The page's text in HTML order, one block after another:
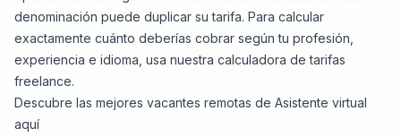
denominación puede duplicar su tarifa. Para calcular
exactamente cuánto deberías cobrar según tu profesión,
experiencia e idioma, usa nuestra calculadora de tarifas
freelance.
Descubre las mejores vacantes remotas de Asistente virtual
aquí